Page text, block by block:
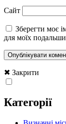
Сайт
Зберегти моє
для моїх
✖ Закрити
Категорії